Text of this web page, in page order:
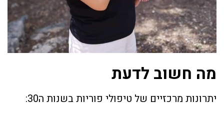
מה חשוב לדעת
יתרונות מרכזיים של טיפולי פוריות בשנות ה30: